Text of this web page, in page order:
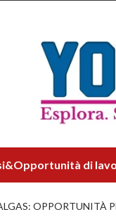
di
OPPORTUNITÀ